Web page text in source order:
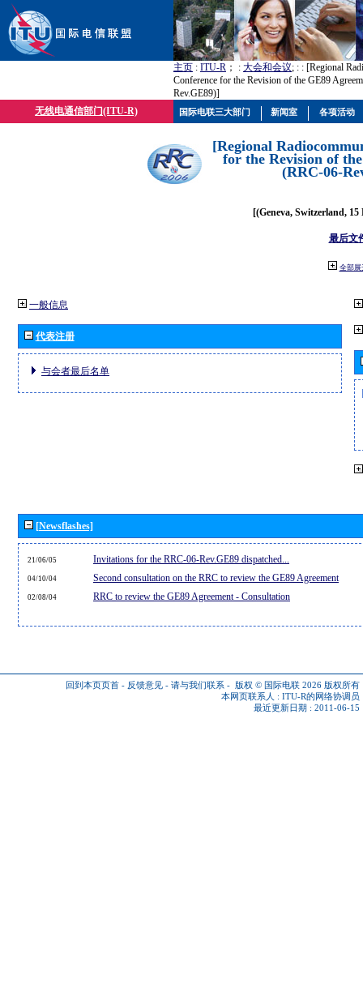
主页 : ITU-R ； : 大会和会议; : : [Regional
Conference for the Revision of the GE89
Rev.GE89)]
无线电通信部门(ITU-R)
[Regional
for the Revision of
(RRC-06-
[(Geneva, Switzerland, 15
最后文
全部展
一般信息
代表注册
与会者最后名单
[Newsflashes]
21/06/05 Invitations for the RRC-06-Rev.GE89 dispatched...
04/10/04 Second consultation on the RRC to review the GE89 Agreement
02/08/04 RRC to review the GE89 Agreement - Consultation
回到本页页首 - 反馈意见 - 请与我们联系 - 版权 © 国际电联 2026 版权所有
本网页联系人 : ITU-R的网络协调员
最近更新日期 : 2011-06-15
国际电联三大部门 新闻室 各项活动